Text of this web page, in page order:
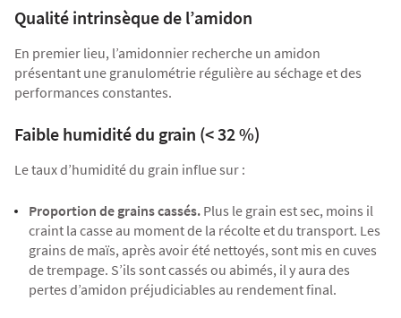
Qualité intrinsèque de l’amidon
En premier lieu, l’amidonnier recherche un amidon
présentant une granulométrie régulière au séchage et des
performances constantes.
Faible humidité du grain (< 32 %)
Le taux d’humidité du grain influe sur :
Proportion de grains cassés. Plus le grain est sec, moins il
craint la casse au moment de la récolte et du transport. Les
grains de maïs, après avoir été nettoyés, sont mis en cuves
de trempage. S’ils sont cassés ou abimés, il y aura des
pertes d’amidon préjudiciables au rendement final.